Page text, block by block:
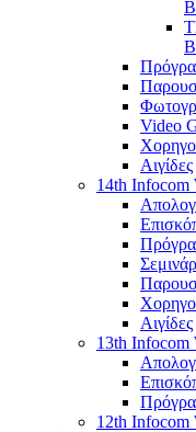
Video
Αιγίδες
14th Infocom
Αιγίδες
13th Infocom
12th Infocom